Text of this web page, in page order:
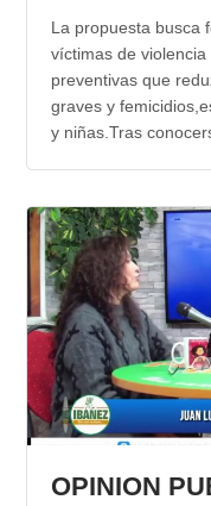
La propuesta busca
víctimas de
preventivas que
graves y
y niñas.Tras
OPINION